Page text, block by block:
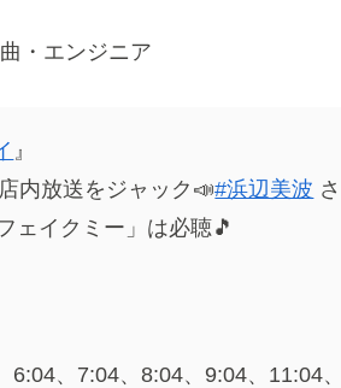
・エンジニア
』
店内放送をジャック📣#浜辺美波
ェイクミー」は必聴🎵
6:04、7:04、8:04、9:04、11:04